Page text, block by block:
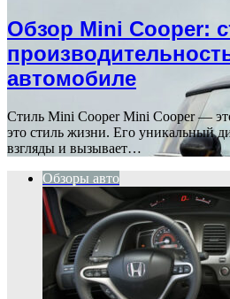
Обзор Mini Cooper:
автомобиле
Стиль Mini Cooper Mini Cooper —
это стиль жизни. Его уникальный
взгляды и вызывает…
Обзоры авто